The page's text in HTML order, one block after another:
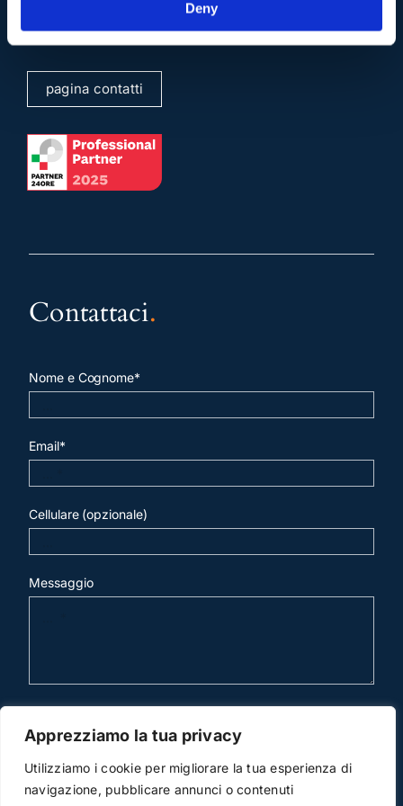
Deny
Apprezziamo la tua privacy
Utilizziamo i cookie per migliorare la tua esperienza di
navigazione, pubblicare annunci o contenuti
info@studiolegalescicchitano.it
pagina contatti
Contattaci.
Nome e Cognome*
Email*
Cellulare (opzionale)
Messaggio
invia mail